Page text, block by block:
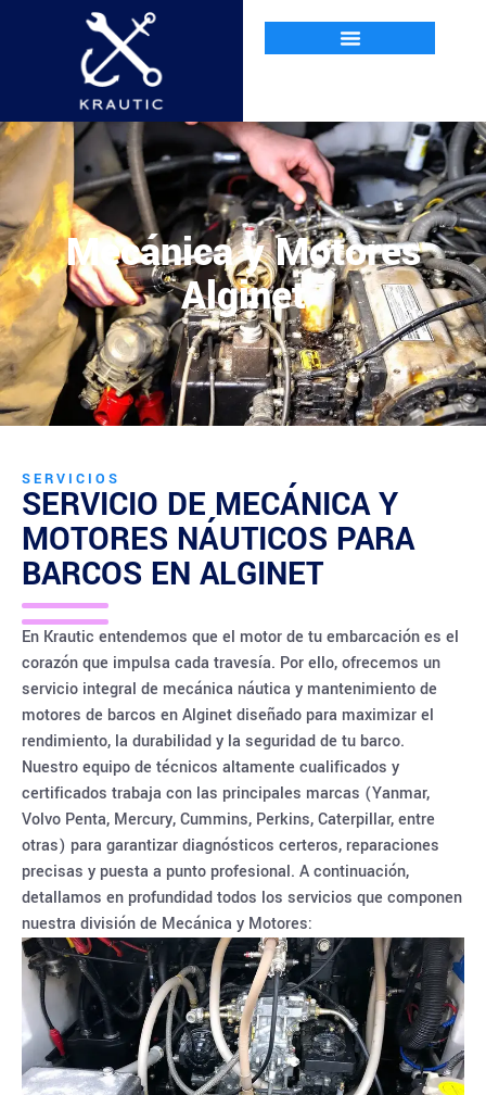
Mecánica y Motores
Alginet
SERVICIOS
SERVICIO DE MECÁNICA Y
MOTORES NÁUTICOS PARA
BARCOS EN ALGINET
En Krautic entendemos que el motor de tu embarcación es el
corazón que impulsa cada travesía. Por ello, ofrecemos un
servicio integral de mecánica náutica y mantenimiento de
motores de barcos en Alginet diseñado para maximizar el
rendimiento, la durabilidad y la seguridad de tu barco.
Nuestro equipo de técnicos altamente cualificados y
certificados trabaja con las principales marcas (Yanmar,
Volvo Penta, Mercury, Cummins, Perkins, Caterpillar, entre
otras) para garantizar diagnósticos certeros, reparaciones
precisas y puesta a punto profesional. A continuación,
detallamos en profundidad todos los servicios que componen
nuestra división de Mecánica y Motores: